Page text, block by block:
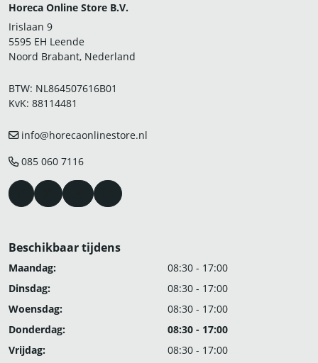
Horeca Online Store B.V.
Irislaan 9
5595 EH Leende
Noord Brabant, Nederland
BTW: NL864507616B01
KvK: 88114481
info@horecaonlinestore.nl
085 060 7116
Beschikbaar tijdens
Maandag:
08:30 - 17:00
Dinsdag:
08:30 - 17:00
Woensdag:
08:30 - 17:00
Donderdag:
08:30 - 17:00
Vrijdag:
08:30 - 17:00